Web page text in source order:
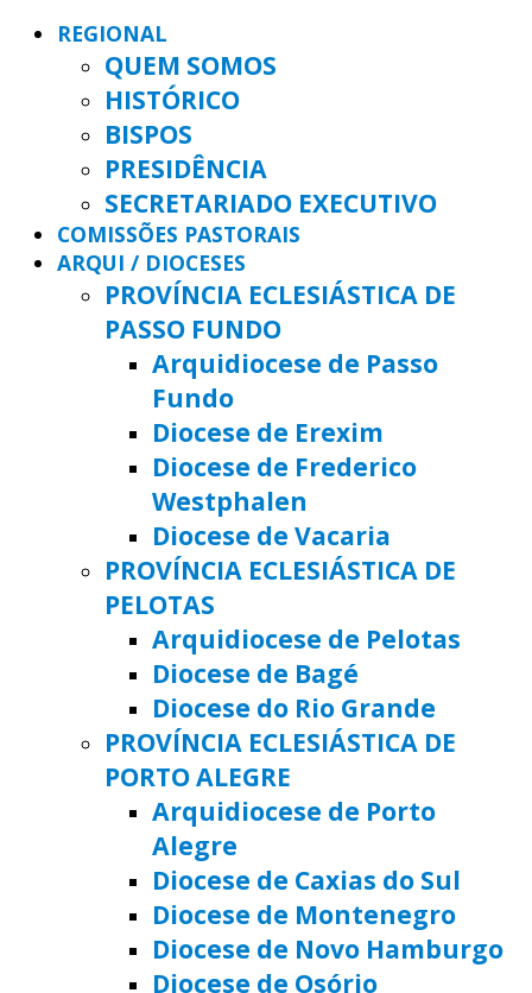
REGIONAL
QUEM SOMOS
HISTÓRICO
BISPOS
PRESIDÊNCIA
SECRETARIADO EXECUTIVO
COMISSÕES PASTORAIS
ARQUI / DIOCESES
PROVÍNCIA ECLESIÁSTICA DE
PASSO FUNDO
Arquidiocese de Passo
Fundo
Diocese de Erexim
Diocese de Frederico
Westphalen
Diocese de Vacaria
PROVÍNCIA ECLESIÁSTICA DE
PELOTAS
Arquidiocese de Pelotas
Diocese de Bagé
Diocese do Rio Grande
PROVÍNCIA ECLESIÁSTICA DE
PORTO ALEGRE
Arquidiocese de Porto
Alegre
Diocese de Caxias do Sul
Diocese de Montenegro
Diocese de Novo Hamburgo
Diocese de Osório